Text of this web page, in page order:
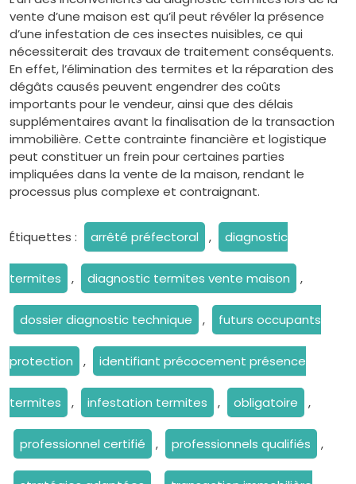
vente d’une maison est qu’il peut révéler la présence
d’une infestation de ces insectes nuisibles, ce qui
nécessiterait des travaux de traitement conséquents.
En effet, l’élimination des termites et la réparation des
dégâts causés peuvent engendrer des coûts
importants pour le vendeur, ainsi que des délais
supplémentaires avant la finalisation de la transaction
immobilière. Cette contrainte financière et logistique
peut constituer un frein pour certaines parties
impliquées dans la vente de la maison, rendant le
processus plus complexe et contraignant.
Étiquettes : arrêté préfectoral , diagnostic
termites , diagnostic termites vente maison ,
dossier diagnostic technique , futurs occupants
protection , identifiant précocement présence
termites , infestation termites , obligatoire ,
professionnel certifié , professionnels qualifiés ,